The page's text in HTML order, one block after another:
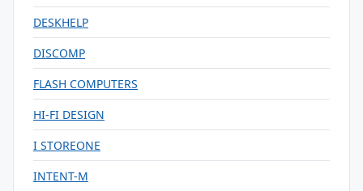
DESKHELP
DISCOMP
FLASH COMPUTERS
HI-FI DESIGN
I STOREONE
INTENT-M